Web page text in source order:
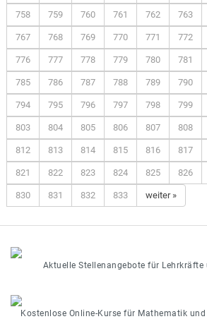
758 759 760 761 762 763
767 768 769 770 771 772
776 777 778 779 780 781
785 786 787 788 789 790
794 795 796 797 798 799
803 804 805 806 807 808
812 813 814 815 816 817
821 822 823 824 825 826
830 831 832 833 weiter »
Aktuelle Stellenangebote für Lehrkräfte
Kostenlose Online-Kurse für Mathematik